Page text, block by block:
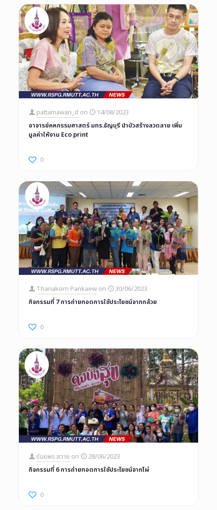
pattamawan_d on
14/08/2023
อาจารย์คหกรรมศาสตร์ มทร.ธัญบุรี นำบัวสร้างลวดลาย เพิ่ม
มูลค่าให้งาน Eco print
0
Thanakorn Pankaew on
30/06/2023
กิจกรรมที่ 7 การถ่ายทอดการใช้ประโยชน์จากกล้วย
0
ธันยพร สวาย on
28/06/2023
กิจกรรมที่ 6 การถ่ายทอดการใช้ประโยชน์จากไผ่
0